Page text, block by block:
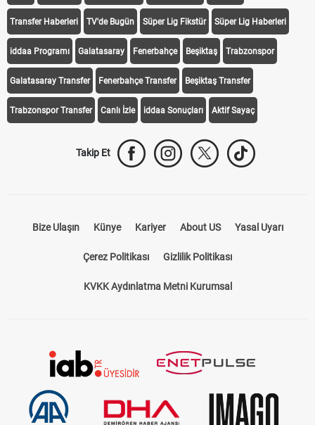
Transfer Haberleri TV'de Bugün Süper Lig Fikstür Süper Lig Haberleri
iddaa Programı Galatasaray Fenerbahçe Beşiktaş Trabzonspor
Galatasaray Transfer Fenerbahçe Transfer Beşiktaş Transfer
Trabzonspor Transfer Canlı İzle iddaa Sonuçları Aktif Sayaç
Takip Et
Bize Ulaşın Künye Kariyer About US Yasal Uyarı
Çerez Politikası Gizlilik Politikası
KVKK Aydınlatma Metni Kurumsal